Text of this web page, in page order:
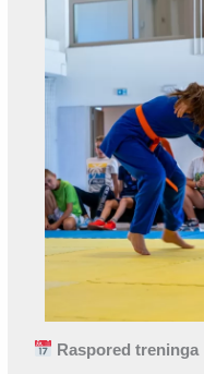
Raspored treninga